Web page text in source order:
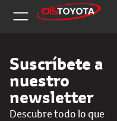
Suscríbete a
nuestro
newsletter
Descubre todo lo que